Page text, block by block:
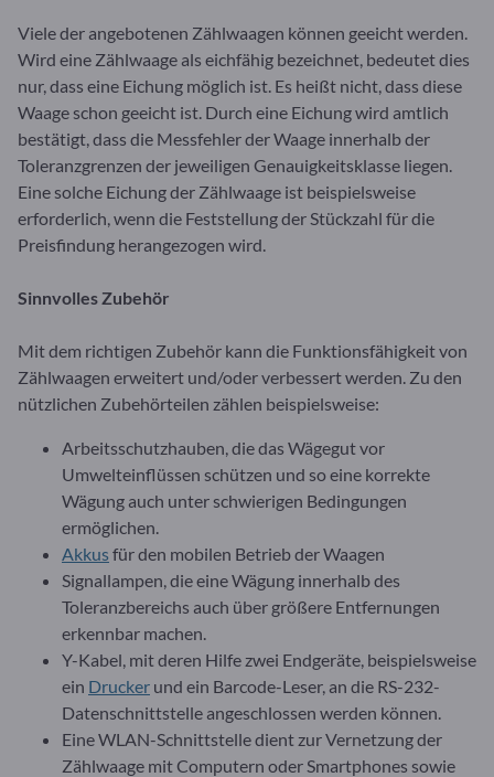
Viele der angebotenen Zählwaagen können geeicht werden.
Wird eine Zählwaage als eichfähig bezeichnet, bedeutet dies
nur, dass eine Eichung möglich ist. Es heißt nicht, dass diese
Waage schon geeicht ist. Durch eine Eichung wird amtlich
bestätigt, dass die Messfehler der Waage innerhalb der
Toleranzgrenzen der jeweiligen Genauigkeitsklasse liegen.
Eine solche Eichung der Zählwaage ist beispielsweise
erforderlich, wenn die Feststellung der Stückzahl für die
Preisfindung herangezogen wird.
Sinnvolles Zubehör
Mit dem richtigen Zubehör kann die Funktionsfähigkeit von
Zählwaagen erweitert und/oder verbessert werden. Zu den
nützlichen Zubehörteilen zählen beispielsweise:
Arbeitsschutzhauben, die das Wägegut vor
Umwelteinflüssen schützen und so eine korrekte
Wägung auch unter schwierigen Bedingungen
ermöglichen.
Akkusfür den mobilen Betrieb der Waagen
Signallampen, die eine Wägung innerhalb des
Toleranzbereichs auch über größere Entfernungen
erkennbar machen.
Y-Kabel, mit deren Hilfe zwei Endgeräte, beispielsweise
ein Drucker und ein Barcode-Leser, an die RS-232-
Datenschnittstelle angeschlossen werden können.
Eine WLAN-Schnittstelle dient zur Vernetzung der
Zählwaage mit Computern oder Smartphones sowie